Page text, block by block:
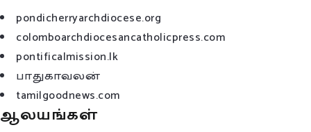
pondicherryarchdiocese.org
colomboarchdiocesancatholicpress.com
pontificalmission.lk
பாதுகாவலன்
tamilgoodnews.com
ஆலயங்கள்